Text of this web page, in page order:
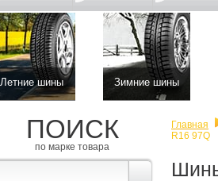
Летние шины Зимние шины
ПОИСК
по марке товара
Главная
R16 97Q